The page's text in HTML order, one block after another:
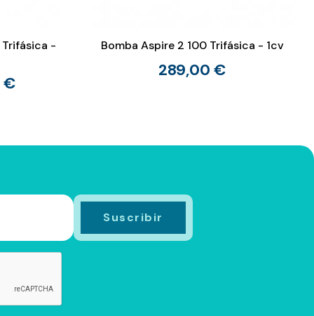
Trifásica -
€
Bomba Aspire 2 100 Trifásica - 1cv
289,00 €